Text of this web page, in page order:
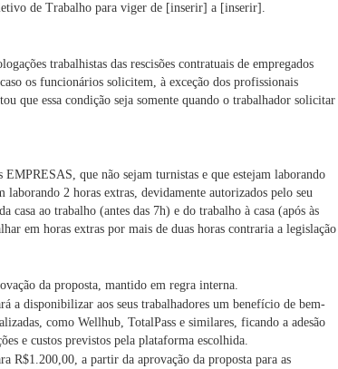
de Trabalho para viger de [inserir] a [inserir].
trabalhistas das rescisões contratuais de empregados
os funcionários solicitem, à exceção dos profissionais
que essa condição seja somente quando o trabalhador solicitar
EMPRESAS, que não sejam turnistas e que estejam laborando
laborando 2 horas extras, devidamente autorizados pelo seu
ao trabalho (antes das 7h) e do trabalho à casa (após às
em horas extras por mais de duas horas contraria a legislação
da proposta, mantido em regra interna.
a disponibilizar aos seus trabalhadores um benefício de bem-
como Wellhub, TotalPass e similares, ficando a adesão
e custos previstos pela plataforma escolhida.
R$1.200,00, a partir da aprovação da proposta para as